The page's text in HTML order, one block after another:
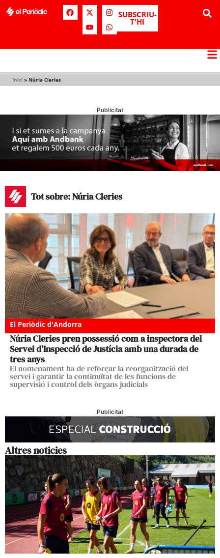
SUBSCRIU-
T'HI
Inici » Núria Cleries
Publicitat
Tot sobre: Núria Cleries
El Periòdic d'Andorra
Núria Cleries pren possessió com a inspectora del
Servei d’Inspecció de Justícia amb una durada de
tres anys
El nomenament ha de reforçar la reorganització del
servei i garantir la continuïtat de les funcions de
supervisió i control dels òrgans judicials
Publicitat
Altres noticies